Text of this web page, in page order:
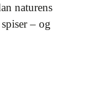
naturens
– og